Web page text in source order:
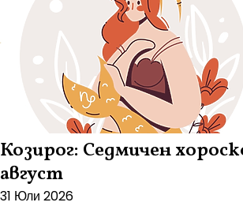
Козирог: Седмичен
август
31 Юли 2026